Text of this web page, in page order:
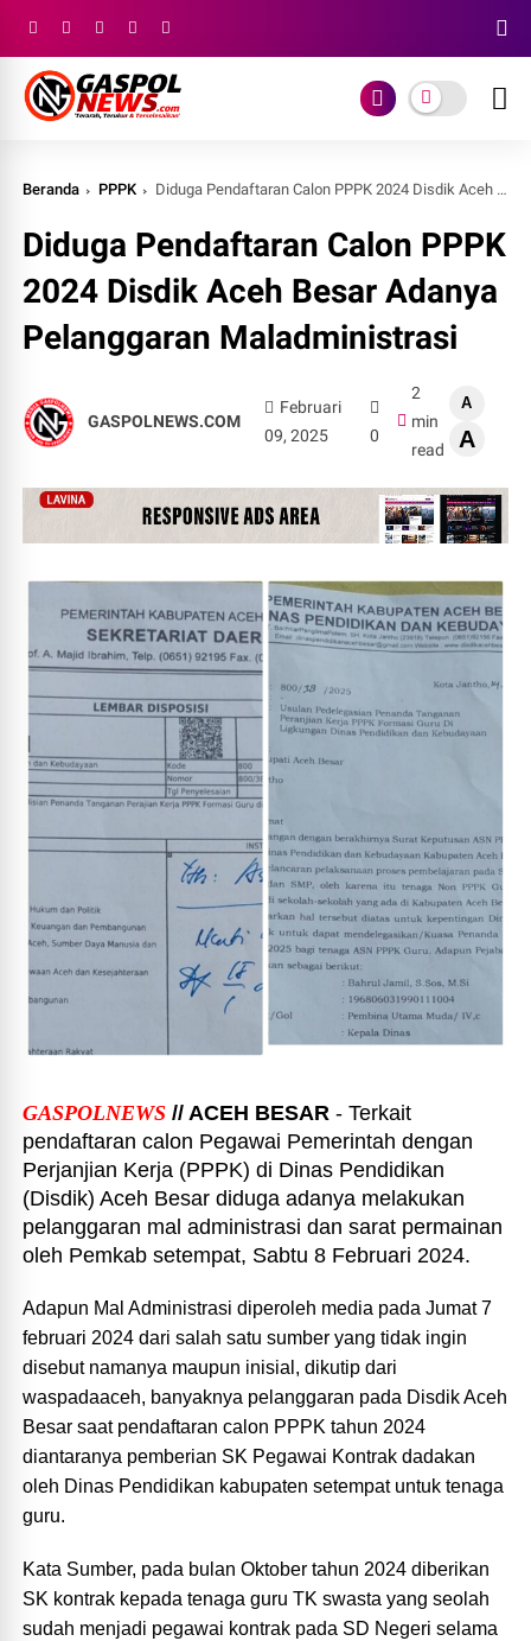
Beranda PPPK Diduga Pendaftaran Calon PPPK 2024 Disdik Aceh Besar Adanya Pelanggaran Maladministrasi
Diduga Pendaftaran Calon PPPK
2024 Disdik Aceh Besar Adanya
Pelanggaran Maladministrasi
GASPOLNEWS.COM
Februari
09, 2025
0
2
min
read
A
A
GASPOLNEWS // ACEH BESAR- Terkait
pendaftaran calon Pegawai Pemerintah dengan
Perjanjian Kerja (PPPK) di Dinas Pendidikan
(Disdik) Aceh Besar diduga adanya melakukan
pelanggaran mal administrasi dan sarat permainan
oleh Pemkab setempat, Sabtu 8 Februari 2024.
Adapun Mal Administrasi diperoleh media pada Jumat 7
februari 2024 dari salah satu sumber yang tidak ingin
disebut namanya maupun inisial, dikutip dari
waspadaaceh, banyaknya pelanggaran pada Disdik Aceh
Besar saat pendaftaran calon PPPK tahun 2024
diantaranya pemberian SK Pegawai Kontrak dadakan
oleh Dinas Pendidikan kabupaten setempat untuk tenaga
guru.
Kata Sumber, pada bulan Oktober tahun 2024 diberikan
SK kontrak kepada tenaga guru TK swasta yang seolah
sudah menjadi pegawai kontrak pada SD Negeri selama